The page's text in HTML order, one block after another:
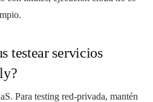
testear servicios
Para testing red-privada, mantén